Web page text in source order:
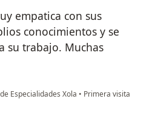
empatica con sus
conocimientos y se
su trabajo. Muchas
Especialidades Xola • Primera visita